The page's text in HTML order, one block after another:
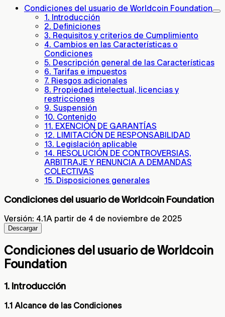
Condiciones del usuario de Worldcoin Foundation
1. Introducción
2. Definiciones
3. Requisitos y criterios de Cumplimiento
4. Cambios en las Características o
Condiciones
5. Descripción general de las Características
6. Tarifas e impuestos
7. Riesgos adicionales
8. Propiedad intelectual, licencias y
restricciones
9. Suspensión
10. Contenido
11. EXENCIÓN DE GARANTÍAS
12. LIMITACIÓN DE RESPONSABILIDAD
13. Legislación aplicable
14. RESOLUCIÓN DE CONTROVERSIAS,
ARBITRAJE Y RENUNCIA A DEMANDAS
COLECTIVAS
15. Disposiciones generales
Condiciones del usuario de Worldcoin Foundation
Versión: 4.1A partir de 4 de noviembre de 2025
Descargar
Condiciones del usuario deWorldcoin
Foundation
1. Introducción
1.1 Alcance de las Condiciones